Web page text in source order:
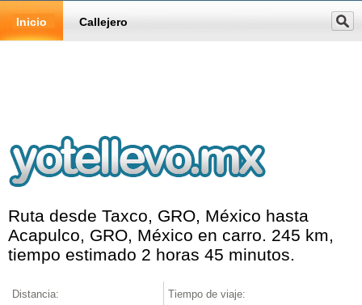
Inicio Callejero
Ruta desde Taxco, GRO, México hasta
Acapulco, GRO, México en carro. 245 km,
tiempo estimado 2 horas 45 minutos.
Distancia: Tiempo de viaje: